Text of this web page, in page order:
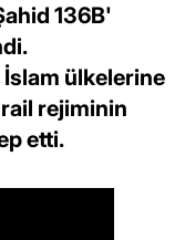
136B'
ülkelerine
rejiminin
etti.